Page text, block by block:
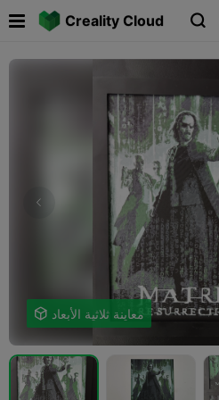
Creality Cloud 
 معاينة ثلاثية الأبعاد